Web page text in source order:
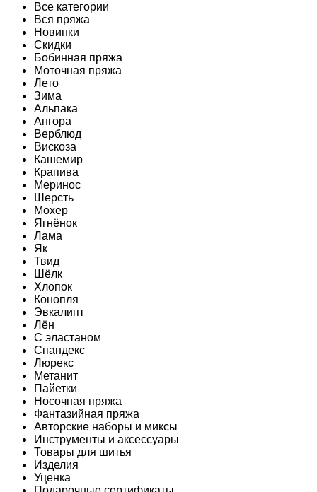
Все категории
Вся пряжа
Новинки
Скидки
Бобинная пряжа
Моточная пряжа
Лето
Зима
Альпака
Ангора
Верблюд
Вискоза
Кашемир
Крапива
Меринос
Шерсть
Мохер
Ягнёнок
Лама
Як
Твид
Шёлк
Хлопок
Конопля
Эвкалипт
Лён
C эластаном
Спандекс
Люрекс
Метанит
Пайетки
Носочная пряжа
Фантазийная пряжа
Авторские наборы и миксы
Инструменты и аксессуары
Товары для шитья
Изделия
Уценка